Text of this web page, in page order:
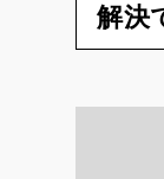
解決